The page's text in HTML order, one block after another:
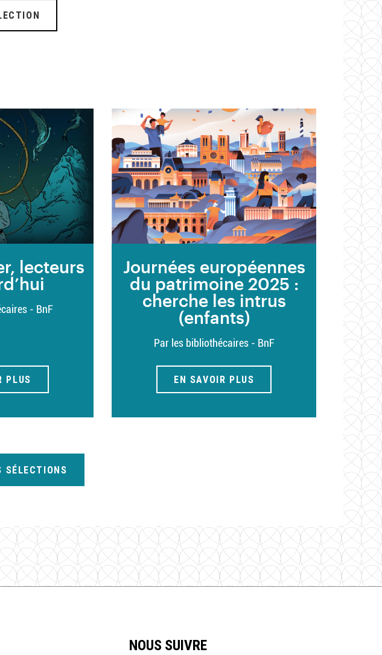
lecteurs
- BnF
PLUS
Journées européennes
du patrimoine 2025 :
cherche les intrus
(enfants)
Par les bibliothécaires - BnF
EN SAVOIR PLUS
SÉLECTIONS
NOUS SUIVRE